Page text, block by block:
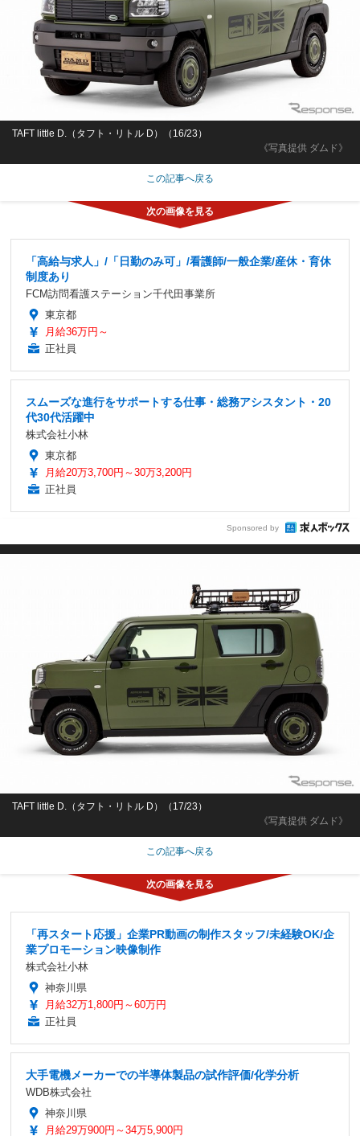
《写真提供 ダムド》
TAFT little D.（タフト・リトル D）（16/23）
この記事へ戻る
「高給与求人」/「日勤のみ可」/看護師/一般企業/産休・育休
制度あり
FCM訪問看護ステーション千代田事業所
東京都
月給36万円～
正社員
スムーズな進行をサポートする仕事・総務アシスタント・20
代30代活躍中
株式会社小林
東京都
月給20万3,700円～30万3,200円
正社員
Sponsored by
《写真提供 ダムド》
TAFT little D.（タフト・リトル D）（17/23）
この記事へ戻る
「再スタート応援」企業PR動画の制作スタッフ/未経験OK/企
業プロモーション映像制作
株式会社小林
神奈川県
月給32万1,800円～60万円
正社員
大手電機メーカーでの半導体製品の試作評価/化学分析
WDB株式会社
神奈川県
月給29万900円～34万5,900円